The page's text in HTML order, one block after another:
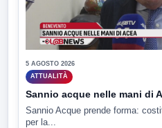
5 AGOSTO 2026
ATTUALITÀ
Sannio acque nelle mani di
Sannio Acque prende forma:
per la...